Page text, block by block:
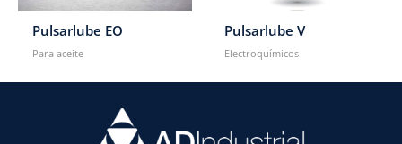
Pulsarlube EO
Para aceite
Pulsarlube V
Electroquímicos